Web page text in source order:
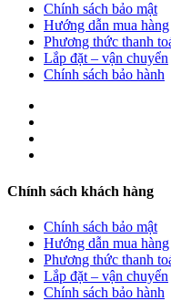
Chính sách bảo mật
Hướng dẫn mua hàng
Phương thức thanh
Lắp đặt – vận chuyển
Chính sách bảo hành
Chính sách khách hàng
Chính sách bảo mật
Hướng dẫn mua hàng
Phương thức thanh
Lắp đặt – vận chuyển
Chính sách bảo hành